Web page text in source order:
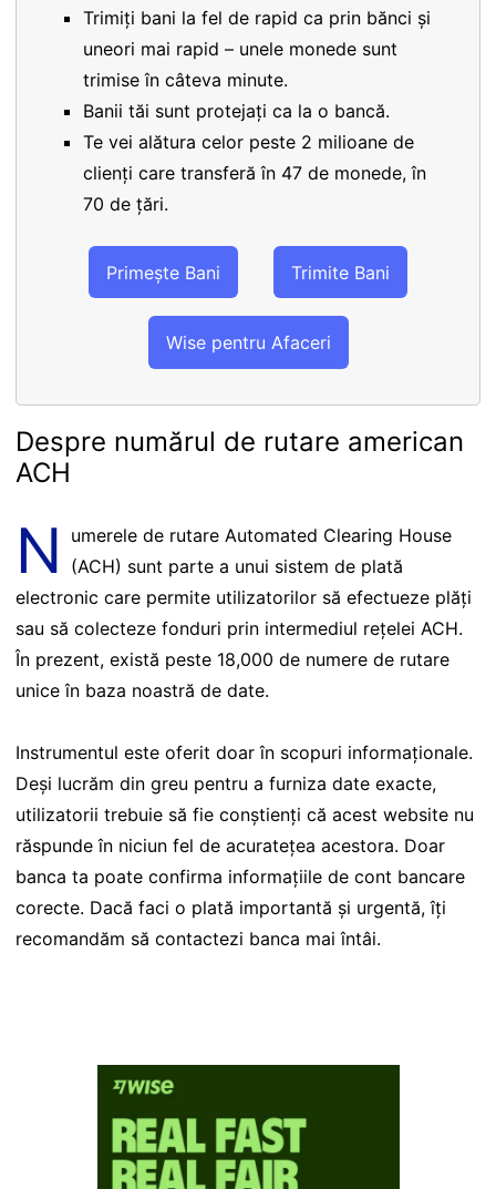
Trimiți bani la fel de rapid ca prin bănci și
uneori mai rapid – unele monede sunt
trimise în câteva minute.
Banii tăi sunt protejați ca la o bancă.
Te vei alătura celor peste 2 milioane de
clienți care transferă în 47 de monede, în
70 de țări.
Primește Bani Trimite Bani
Wise pentru Afaceri
Despre numărul de rutare american
ACH
N
umerele de rutare Automated Clearing House
(ACH) sunt parte a unui sistem de plată
electronic care permite utilizatorilor să efectueze plăți
sau să colecteze fonduri prin intermediul rețelei ACH.
În prezent, există peste 18,000 de numere de rutare
unice în baza noastră de date.
Instrumentul este oferit doar în scopuri informaționale.
Deși lucrăm din greu pentru a furniza date exacte,
utilizatorii trebuie să fie conștienți că acest website nu
răspunde în niciun fel de acuratețea acestora. Doar
banca ta poate confirma informațiile de cont bancare
corecte. Dacă faci o plată importantă și urgentă, îți
recomandăm să contactezi banca mai întâi.